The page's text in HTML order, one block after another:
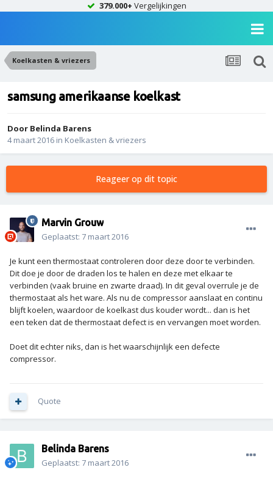
379.000+ Vergelijkingen
Koelkasten & vriezers
samsung amerikaanse koelkast
Door Belinda Barens
4 maart 2016 in Koelkasten & vriezers
Reageer op dit topic
Marvin Grouw
Geplaatst: 7 maart 2016
Je kunt een thermostaat controleren door deze door te verbinden.
Dit doe je door de draden los te halen en deze met elkaar te
verbinden (vaak bruine en zwarte draad). In dit geval overrule je de
thermostaat als het ware. Als nu de compressor aanslaat en continu
blijft koelen, waardoor de koelkast dus kouder wordt... dan is het
een teken dat de thermostaat defect is en vervangen moet worden.
Doet dit echter niks, dan is het waarschijnlijk een defecte
compressor.
Quote
Belinda Barens
Geplaatst: 7 maart 2016